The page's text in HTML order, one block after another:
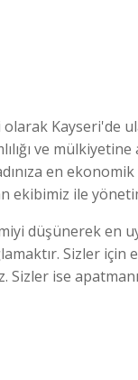
Kayseri'de
ve
en
ekibimiz ile
düşünerek en
Sizler
ise